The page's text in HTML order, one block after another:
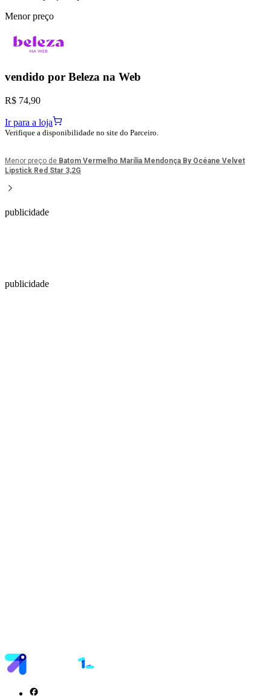
Menor preço
vendido por Beleza na Web
R$ 74,90
Ir para a loja
Verifique a disponibilidade no site do Parceiro.
Menor preço de Batom Vermelho Marília Mendonça By Océane Velvet
Lipstick Red Star 3,2G
publicidade
publicidade